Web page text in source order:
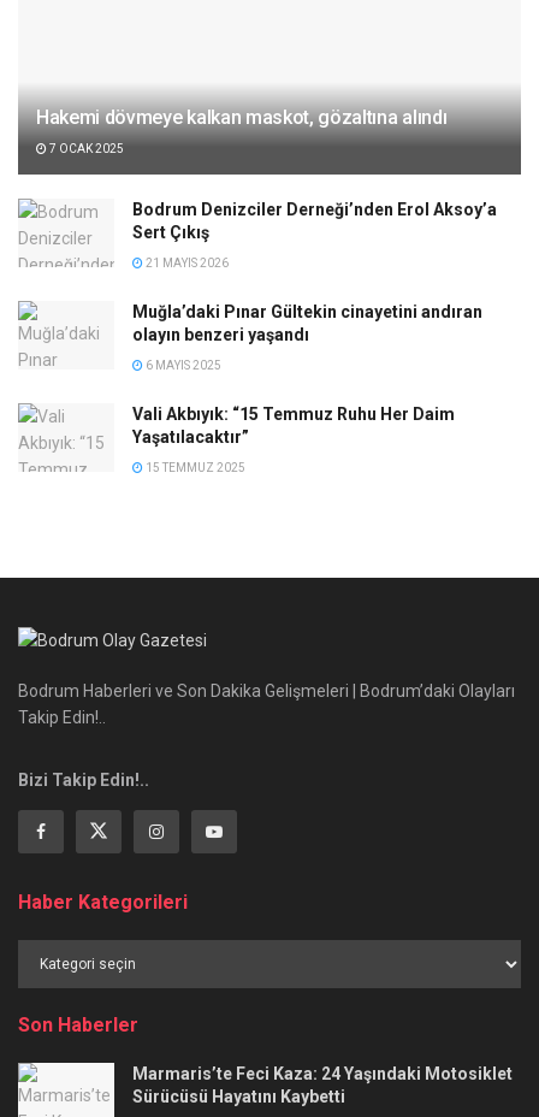
Hakemi dövmeye kalkan maskot, gözaltına alındı
7 OCAK 2025
Bodrum Denizciler Derneği’nden Erol Aksoy’a
Sert Çıkış
21 MAYIS 2026
Muğla’daki Pınar Gültekin cinayetini andıran
olayın benzeri yaşandı
6 MAYIS 2025
Vali Akbıyık: “15 Temmuz Ruhu Her Daim
Yaşatılacaktır”
15 TEMMUZ 2025
Bodrum Haberleri ve Son Dakika Gelişmeleri | Bodrum’daki Olayları
Takip Edin!..
Bizi Takip Edin!..
Haber Kategorileri
Kategorileri
Son Haberler
Marmaris’te Feci Kaza: 24 Yaşındaki Motosiklet
Sürücüsü Hayatını Kaybetti